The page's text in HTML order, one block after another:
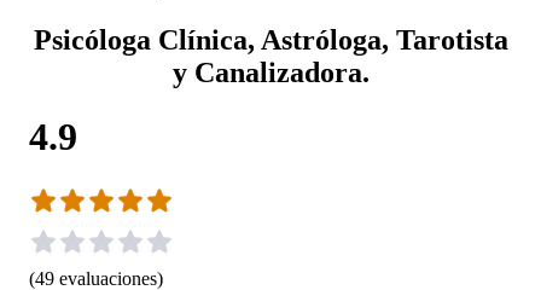
Psicóloga Clínica, Astróloga, Tarotista
y Canalizadora.
4.9
(49 evaluaciones)